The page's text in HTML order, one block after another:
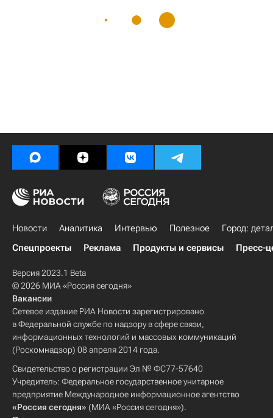
Новости Аналитика Интервью Полезное
Город:
Спецпроекты
Реклама Продукты и сервисы Пресс-
Версия 2023.1 Beta
© 2026 МИА «Россия сегодня»
Вакансии
Сетевое издание РИА Новости зарегистрировано
в Федеральной службе по надзору в сфере связи,
информационных технологий и массовых коммуникаций
(Роскомнадзор) 08 апреля 2014 года.
Свидетельство о регистрации Эл № ФС77-57640
Учредитель: Федеральное государственное унитарное
предприятие Международное информационное агентство
«Россия сегодня» (МИА «Россия сегодня»).